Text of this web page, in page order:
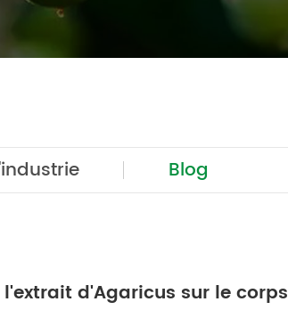
Blog
d'Agaricus sur le